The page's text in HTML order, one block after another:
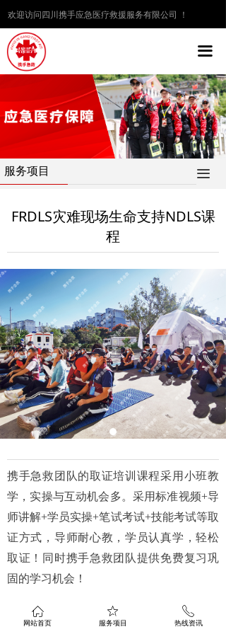
欢迎访问四川携手应急医疗救援服务有限公司 ！
끀
FRDLS灾难现场生命支持NDLS课
程
携手急救团队的取证培训课程采用小班教
学，实操与互动机会多。采用标准视频+导
师讲解+学员实操+笔试考试+技能考试等取
证方式，导师耐心教，学员认真学，轻松
取证！同时携手急救团队提供免费复习巩
固的学习机会！
服务项目 끀
前一个： 美国心脏协会（AHA）急救导师培训课
ꀇ
网站首页
ꄃ
服务项目
ꂅ
热线资讯